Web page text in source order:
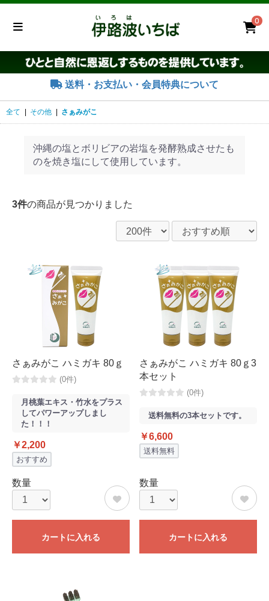
0
送料・お支払い・会員特典について
全て その他 さぁみがこ
沖縄の塩とボリビアの岩塩を発酵熟成させたも
のを焼き塩にして使用しています。
3件の商品が見つかりました
さぁみがこ ハミガキ 80ｇ
(0件)
月桃葉エキス・竹水をプラス
してパワーアップしまし
た！！！
￥2,200
おすすめ
数量
カートに入れる
さぁみがこ ハミガキ 80ｇ3
本セット
(0件)
送料無料の3本セットです。
￥6,600
送料無料
数量
カートに入れる